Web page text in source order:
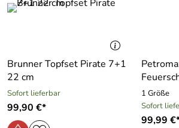
Brunner Topfset Pirate 7+1
22 cm
Sofort lieferbar
99,90 €*
1 Größe
Sofort
99,99